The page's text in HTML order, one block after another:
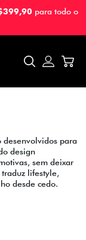
para todo o
para todo o
desenvolvidos para
design
sem deixar
lifestyle,
desde cedo.